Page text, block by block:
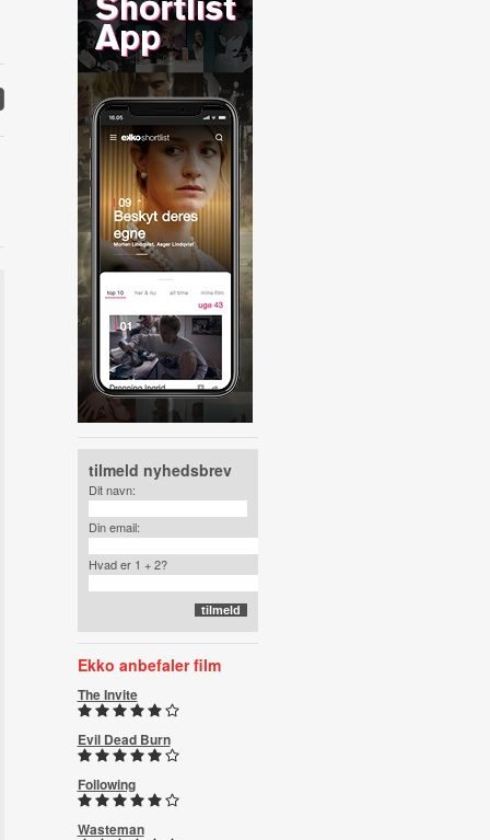
tilmeld nyhedsbrev
Dit navn:
Din email:
Hvad er 1 + 2?
Ekko anbefaler film
The Invite
Evil Dead Burn
Following
Wasteman